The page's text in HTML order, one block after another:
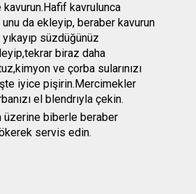
kavrulunca
da ekleyip, beraber kavurun
süzdüğünüz
biraz daha
ve çorba sularınızı
iyice pişirin.Mercimekler
el blendrıyla çekin.
üzerine biberle beraber
servis edin.